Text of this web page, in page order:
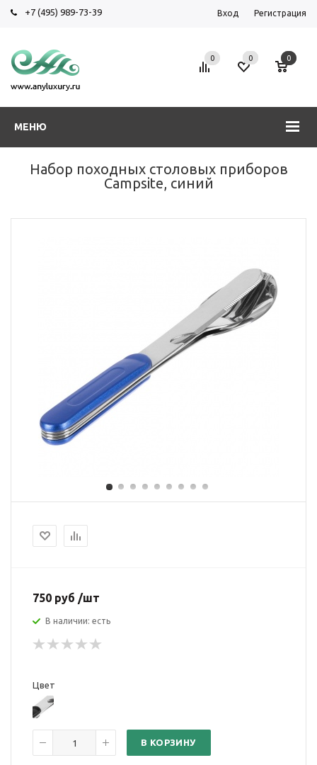
+7 (495) 989-73-39 Вход Регистрация
МЕНЮ
0 0 0
Набор походных столовых приборов
Campsite, синий
750 руб /шт
В наличии: есть
Цвет
В КОРЗИНУ